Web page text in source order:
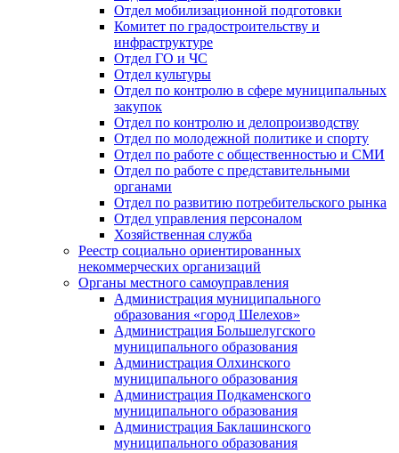
Отдел мобилизационной подготовки
Комитет по градостроительству и
инфраструктуре
Отдел ГО и ЧС
Отдел культуры
Отдел по контролю в сфере муниципальных
закупок
Отдел по контролю и делопроизводству
Отдел по молодежной политике и спорту
Отдел по работе с общественностью и СМИ
Отдел по работе с представительными
органами
Отдел по развитию потребительского рынка
Отдел управления персоналом
Хозяйственная служба
Реестр социально ориентированных
некоммерческих организаций
Органы местного самоуправления
Администрация муниципального
образования «город Шелехов»
Администрация Большелугского
муниципального образования
Администрация Олхинского
муниципального образования
Администрация Подкаменского
муниципального образования
Администрация Баклашинского
муниципального образования